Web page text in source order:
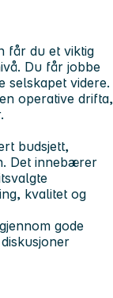
får du et viktig
Du får jobbe
selskapet videre.
operative drifta,
budsjett,
Det innebærer
kvalitet og
gode